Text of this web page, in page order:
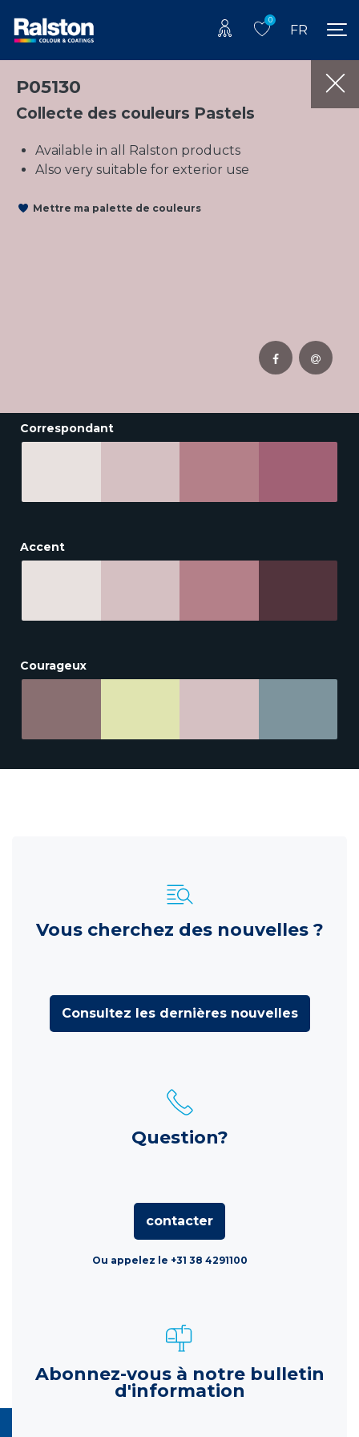
0
FR
P05130
Collecte des couleurs Pastels
Available in all Ralston products
Also very suitable for exterior use
Mettre ma palette de couleurs
Correspondant
Accent
Courageux
Vous cherchez des nouvelles ?
Consultez les dernières nouvelles
Question?
contacter
Ou appelez le +31 38 4291100
Abonnez-vous à notre bulletin
d'information